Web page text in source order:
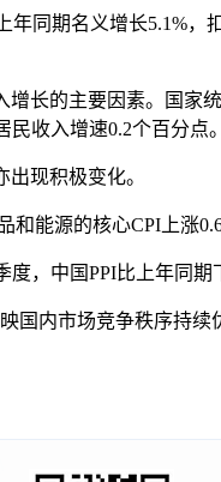
期名义增长5.1%，
的主要因素。国家
收入增速0.2个百分点。
现积极变化。
源的核心CPI上涨
中国PPI比上年同期
内市场竞争秩序持续